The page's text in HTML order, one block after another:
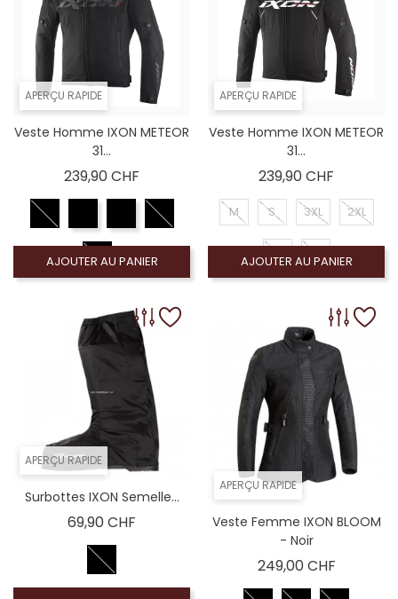
APERÇU RAPIDE
Veste Homme IXON METEOR
31...
239,90 CHF
AJOUTER AU PANIER
APERÇU RAPIDE
Veste Homme IXON METEOR
31...
239,90 CHF
M S 3XL 2XL
XL L
AJOUTER AU PANIER
APERÇU RAPIDE
Surbottes IXON Semelle...
69,90 CHF
APERÇU RAPIDE
Veste Femme IXON BLOOM
- Noir
249,00 CHFPrix